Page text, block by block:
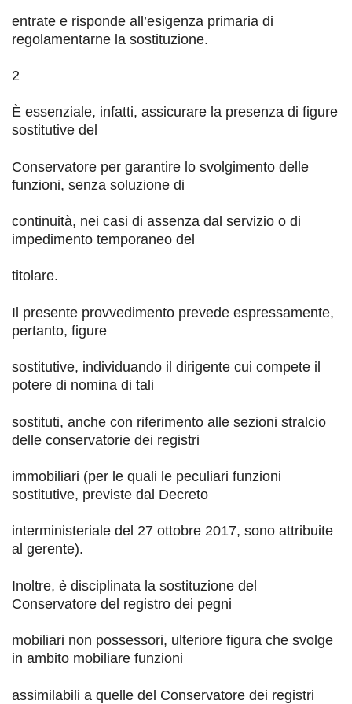
entrate e risponde all’esigenza primaria di
regolamentarne la sostituzione.
2
È essenziale, infatti, assicurare la presenza di figure
sostitutive del
Conservatore per garantire lo svolgimento delle
funzioni, senza soluzione di
continuità, nei casi di assenza dal servizio o di
impedimento temporaneo del
titolare.
Il presente provvedimento prevede espressamente,
pertanto, figure
sostitutive, individuando il dirigente cui compete il
potere di nomina di tali
sostituti, anche con riferimento alle sezioni stralcio
delle conservatorie dei registri
immobiliari (per le quali le peculiari funzioni
sostitutive, previste dal Decreto
interministeriale del 27 ottobre 2017, sono attribuite
al gerente).
Inoltre, è disciplinata la sostituzione del
Conservatore del registro dei pegni
mobiliari non possessori, ulteriore figura che svolge
in ambito mobiliare funzioni
assimilabili a quelle del Conservatore dei registri